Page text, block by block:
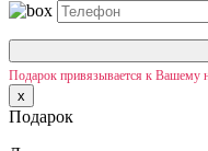
Подарок привязывается к Вашему
x
Подарок